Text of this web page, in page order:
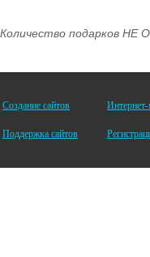
Количество подарков НЕ
Создание сайтов
Поддержка сайтов